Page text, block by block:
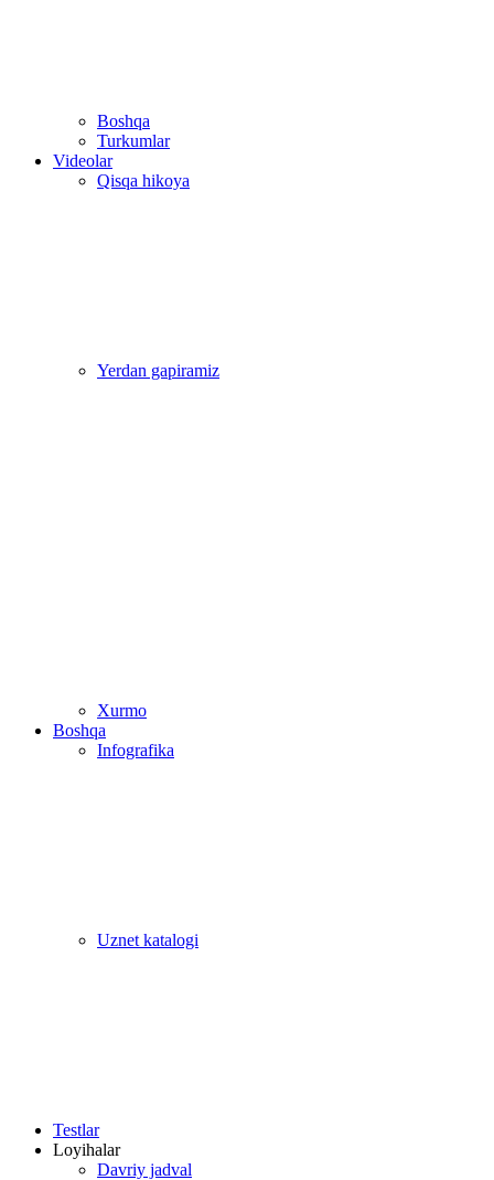
Boshqa
Turkumlar
Videolar
Qisqa hikoya
Yerdan gapiramiz
Xurmo
Boshqa
Infografika
Uznet katalogi
Testlar
Loyihalar
Davriy jadval